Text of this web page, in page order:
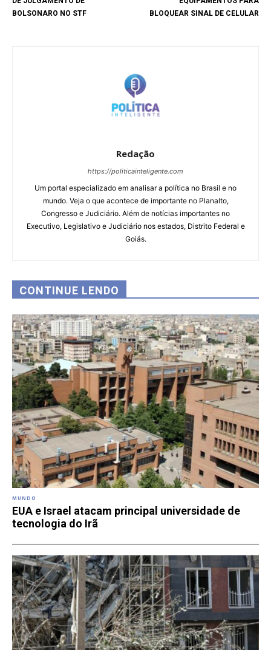
BOLSONARO NO STF
BLOQUEAR SINAL DE CELULAR
Redação
https://politicainteligente.com
Um portal especializado em analisar a política no Brasil e no
mundo. Veja o que acontece de importante no Planalto,
Congresso e Judiciário. Além de notícias importantes no
Executivo, Legislativo e Judiciário nos estados, Distrito Federal e
Goiás.
CONTINUE LENDO
MUNDO
EUA e Israel atacam principal universidade de
tecnologia do Irã